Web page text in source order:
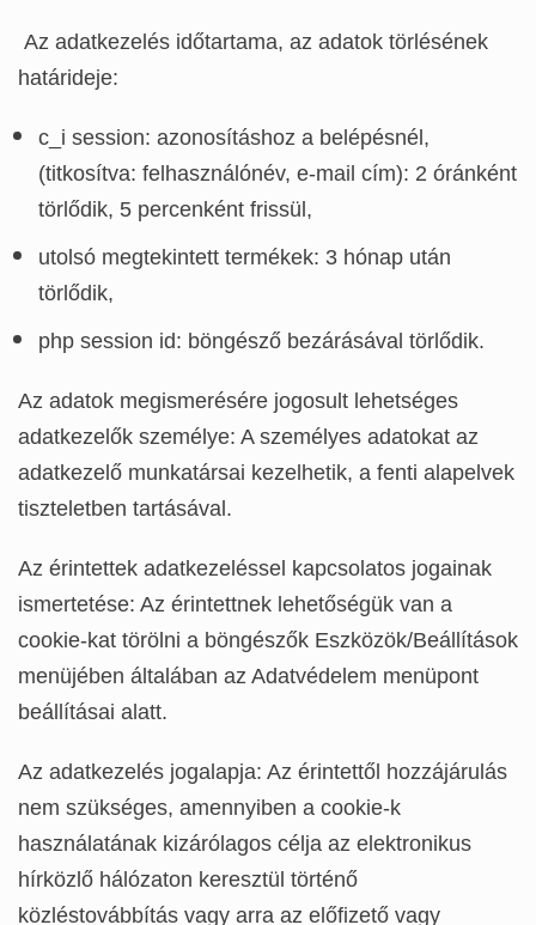
Az adatkezelés időtartama, az adatok törlésének
határideje:
c_i session: azonosításhoz a belépésnél,
(titkosítva: felhasználónév, e-mail cím): 2 óránként
törlődik, 5 percenként frissül,
utolsó megtekintett termékek: 3 hónap után
törlődik,
php session id: böngésző bezárásával törlődik.
Az adatok megismerésére jogosult lehetséges
adatkezelők személye: A személyes adatokat az
adatkezelő munkatársai kezelhetik, a fenti alapelvek
tiszteletben tartásával.
Az érintettek adatkezeléssel kapcsolatos jogainak
ismertetése: Az érintettnek lehetőségük van a
cookie-kat törölni a böngészők Eszközök/Beállítások
menüjében általában az Adatvédelem menüpont
beállításai alatt.
Az adatkezelés jogalapja: Az érintettől hozzájárulás
nem szükséges, amennyiben a cookie-k
használatának kizárólagos célja az elektronikus
hírközlő hálózaton keresztül történő
közléstovábbítás vagy arra az előfizető vagy